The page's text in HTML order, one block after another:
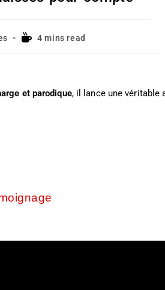
4 mins read
et parodique, il lance une véritable